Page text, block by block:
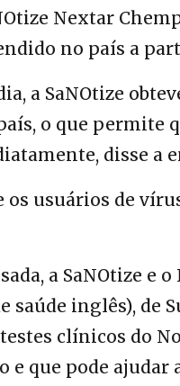
Nextar
no país a
a SaNOtize
o que permite
disse a
os usuários de
a SaNOtize e
saúde inglês), de
clínicos do
e que pode ajudar